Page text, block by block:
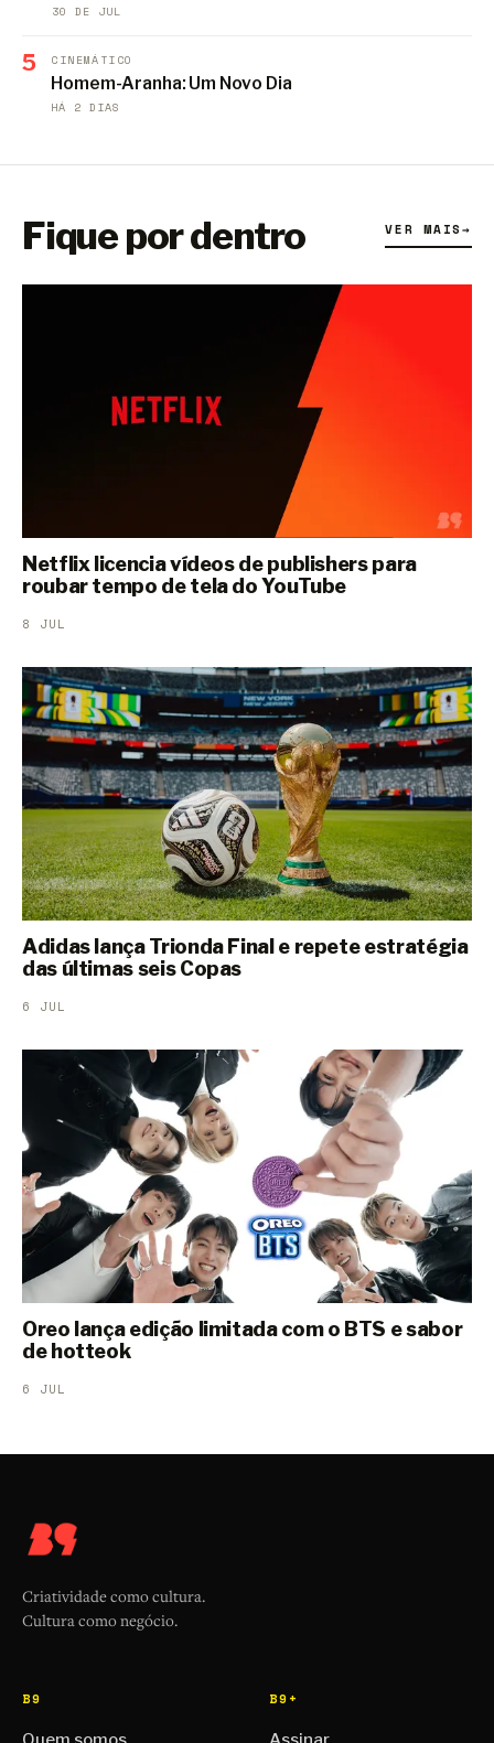
30 DE JUL
5 CINEMÁTICO
Homem-Aranha: Um Novo Dia
HÁ 2 DIAS
Fique por dentro VER MAIS→
Netflix licencia vídeos de publishers para
roubar tempo de tela do YouTube
8 JUL
Adidas lança Trionda Final e repete estratégia
das últimas seis Copas
6 JUL
Oreo lança edição limitada com o BTS e sabor
de hotteok
6 JUL
Criatividade como cultura.
Cultura como negócio.
B9 B9+